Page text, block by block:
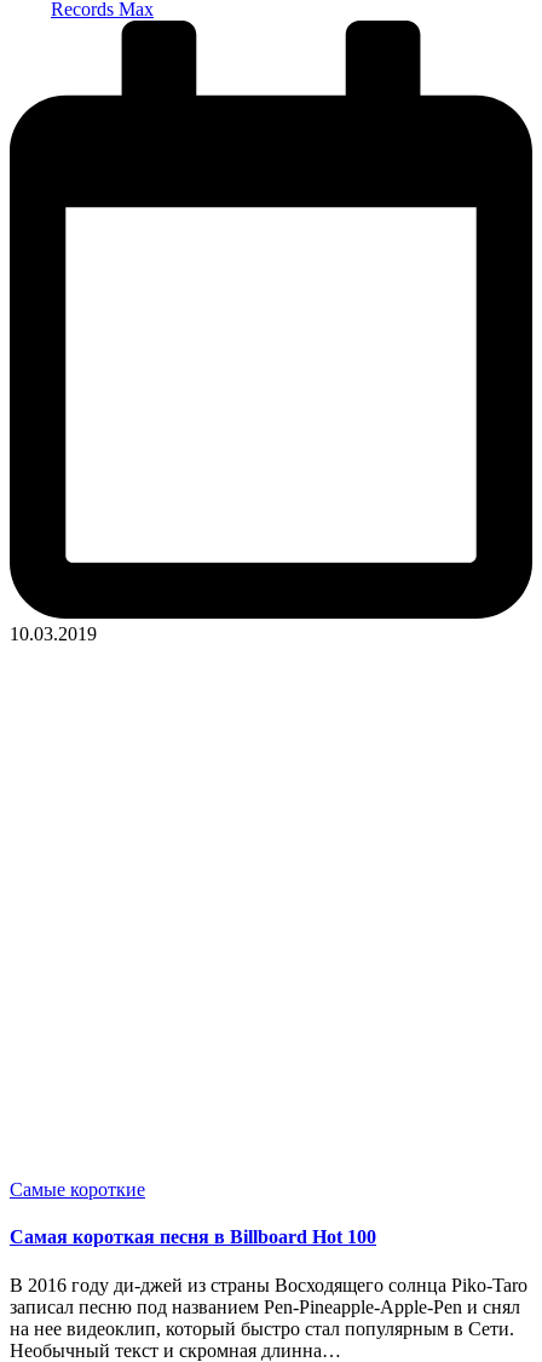
Records Max
10.03.2019
Опубликовано
Самые короткие
Самая короткая песня в Billboard Hot 100
В 2016 году ди-джей из страны Восходящего солнца Piko-Taro
записал песню под названием Pen-Pineapple-Apple-Pen и снял
на нее видеоклип, который быстро стал популярным в Сети.
Необычный текст и скромная длинна…